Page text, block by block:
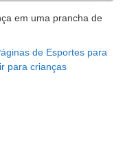
em uma prancha de
de Esportes para
para crianças